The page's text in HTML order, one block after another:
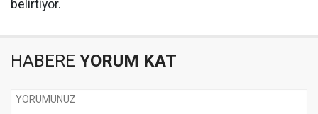
belirtiyor.
HABERE YORUM KAT